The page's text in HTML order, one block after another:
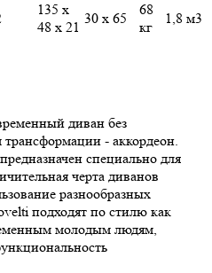
135 х
48 х 21
30 х 65
68
кг
1,8 м3
диван без
- аккордеон.
специально для
черта диванов
разнообразных
подходят по стилю как
молодым людям,